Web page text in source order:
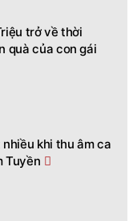
trở về thời
quà của con gái
khi thu âm ca
Tuyền